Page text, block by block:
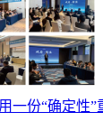
一份“确定性